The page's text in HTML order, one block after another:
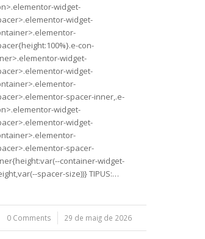
widget-
widget-
con-
widget-
widget-
spacer-inner,.e-
widget-
widget-
spacer-
container-widget-
spacer-size))} TIPUS:…
0 Comments
/ 29 de maig de 2026